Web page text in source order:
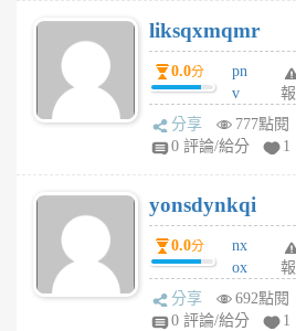
6
個
月
前
liksqxmqmr
0.0分
pn
v
wt
sv
6
個
月
前
報
分享
777點閱
0 評論/給分
1
yonsdynkqi
0.0分
nx
ox
rh
pe
報
分享
692點閱
0 評論/給分
1